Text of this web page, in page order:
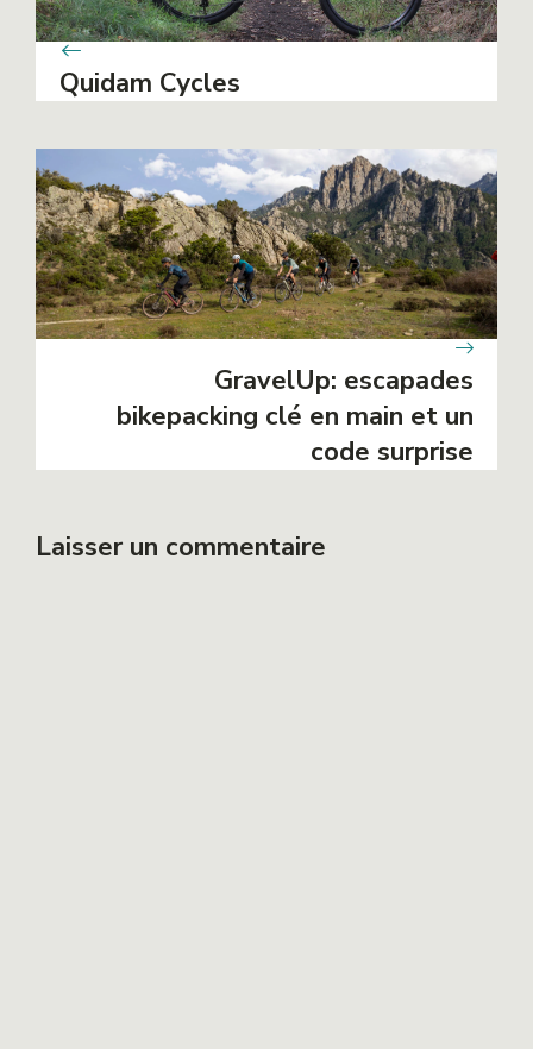
Quidam Cycles
GravelUp: escapades
bikepacking clé en main et un
code surprise
Laisser un commentaire